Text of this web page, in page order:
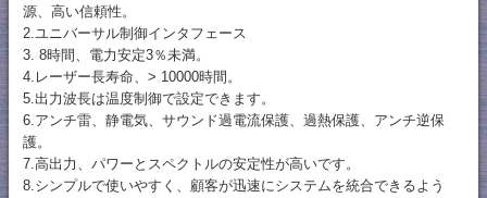
源、高い信頼性。
2.ユニバーサル制御インタフェース
3. 8時間、電力安定3％未満。
4.レーザー長寿命、> 10000時間。
5.出力波長は温度制御で設定できます。
6.アンチ雷、静電気、サウンド過電流保護、過熱保護、アンチ逆保
護。
7.高出力、パワーとスペクトルの安定性が高いです。
8.シンプルで使いやすく、顧客が迅速にシステムを統合できるよう